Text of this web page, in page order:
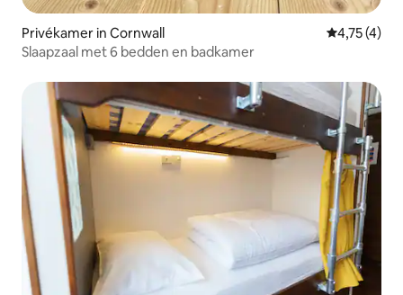
Privékamer in Cornwall
4,75 (4)
Slaapzaal met 6 bedden en badkamer